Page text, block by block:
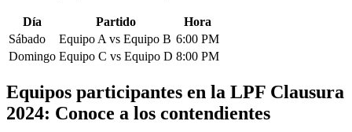
Día Partido
Hora
Sábado
Equipo A vs Equipo B 6:00 PM
Domingo Equipo C vs Equipo D 8:00 PM
Equipos participantes en la LPF Clausura
2024: Conoce a los contendientes